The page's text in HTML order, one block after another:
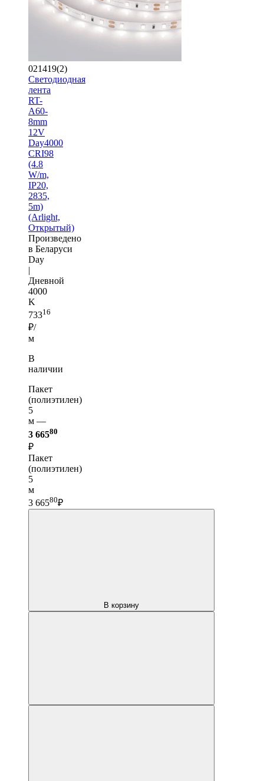
021419(2)
Светодиодная
лента
RT-
A60-
8mm
12V
Day4000
CRI98
(4.8
W/m,
IP20,
2835,
5m)
(Arlight,
Открытый)
Произведено
в Беларуси
Day
|
Дневной
4000
K
73316
₽/
м
В
наличии
Пакет
(полиэтилен)
5
м —
3 66580
₽
Пакет
(полиэтилен)
5
м
3 66580₽
В корзину